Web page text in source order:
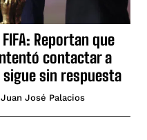
Reportan que
contactar a
sin respuesta
Juan José Palacios